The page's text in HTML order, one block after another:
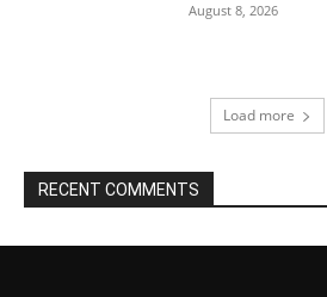
August 8, 2026
Load more
RECENT COMMENTS